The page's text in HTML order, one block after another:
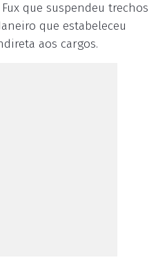
que suspendeu trechos
que estabeleceu
aos cargos.